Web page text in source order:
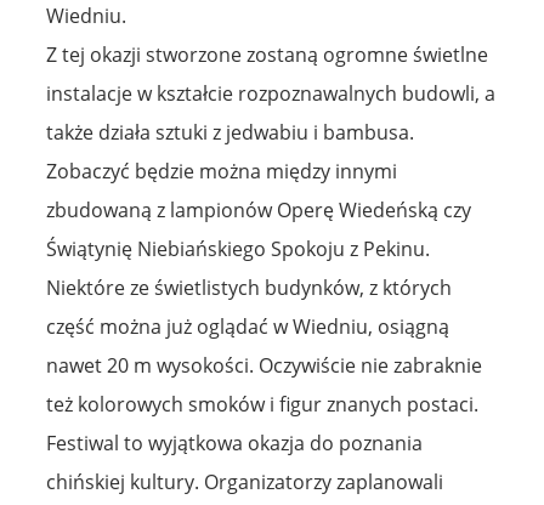
Wiedniu.
Z tej okazji stworzone zostaną ogromne świetlne
instalacje w kształcie rozpoznawalnych budowli, a
także działa sztuki z jedwabiu i bambusa.
Zobaczyć będzie można między innymi
zbudowaną z lampionów Operę Wiedeńską czy
Świątynię Niebiańskiego Spokoju z Pekinu.
Niektóre ze świetlistych budynków, z których
część można już oglądać w Wiedniu, osiągną
nawet 20 m wysokości. Oczywiście nie zabraknie
też kolorowych smoków i figur znanych postaci.
Festiwal to wyjątkowa okazja do poznania
chińskiej kultury. Organizatorzy zaplanowali